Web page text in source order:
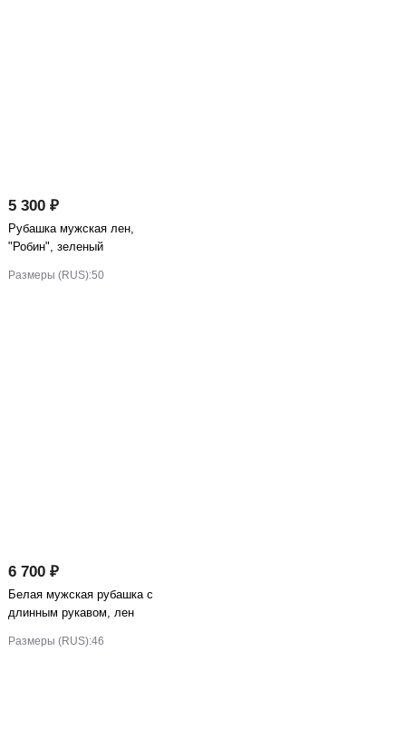
5 300 ₽
Рубашка мужская лен,
"Робин", зеленый
Размеры (RUS):50
6 700 ₽
Белая мужская рубашка с
длинным рукавом, лен
Размеры (RUS):46